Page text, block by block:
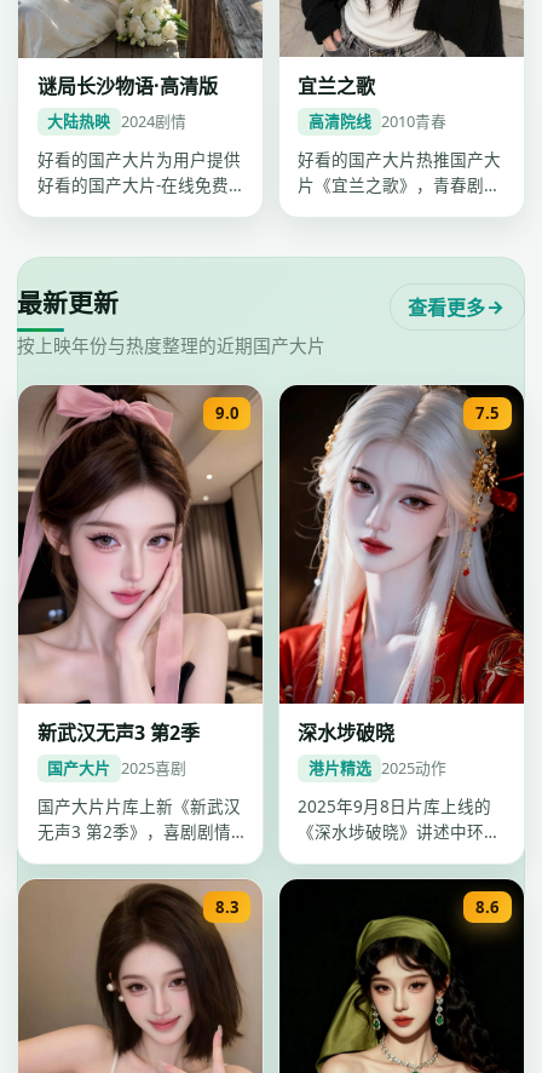
谜局长沙物语·高清版
大陆热映 2024剧情
好看的国产大片为用户提供
好看的国产大片-在线免费
宜兰之歌
高清院线 2010青春
好看的国产大片热推国产大
片《宜兰之歌》，青春剧情
最新更新
按上映年份与热度整理的近期国产大片
查看更多
9.0
新武汉无声3 第2季
国产大片 2025喜剧
国产大片片库上新《新武汉
无声3 第2季》，喜剧剧情
准，2…
7.5
深水埗破晓
港片精选 2025动作
2025年9月8日片库上线的
《深水埗破晓》讲述中环背
满，…
8.3 8.6